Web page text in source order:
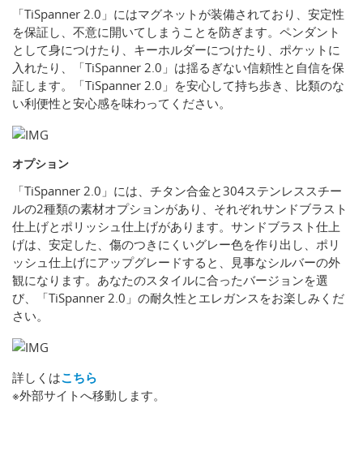
「TiSpanner 2.0」にはマグネットが装備されており、安定性
を保証し、不意に開いてしまうことを防ぎます。ペンダント
として身につけたり、キーホルダーにつけたり、ポケットに
入れたり、「TiSpanner 2.0」は揺るぎない信頼性と自信を保
証します。「TiSpanner 2.0」を安心して持ち歩き、比類のな
い利便性と安心感を味わってください。
オプション
「TiSpanner 2.0」には、チタン合金と304ステンレススチー
ルの2種類の素材オプションがあり、それぞれサンドブラスト
仕上げとポリッシュ仕上げがあります。サンドブラスト仕上
げは、安定した、傷のつきにくいグレー色を作り出し、ポリ
ッシュ仕上げにアップグレードすると、見事なシルバーの外
観になります。あなたのスタイルに合ったバージョンを選
び、「TiSpanner 2.0」の耐久性とエレガンスをお楽しみくだ
さい。
詳しくはこちら
※外部サイトへ移動します。